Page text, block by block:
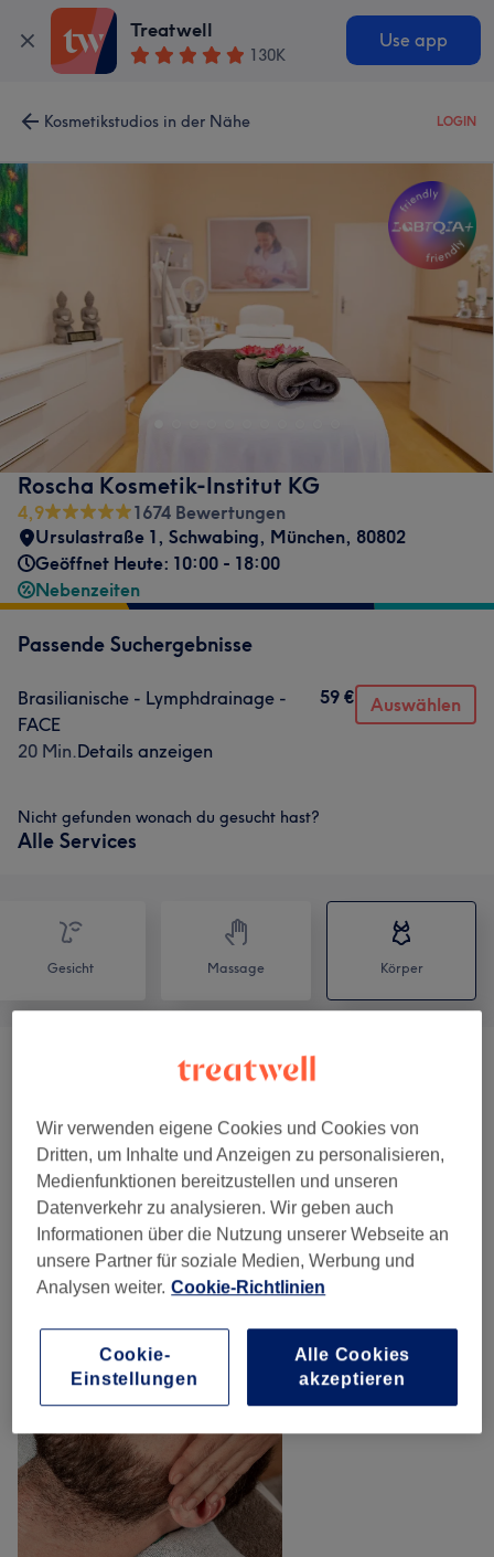
Treatwell
130K
Use app
Kosmetikstudios in der Nähe LOGIN
Roscha Kosmetik-Institut KG
4,9
1674 Bewertungen
Ursulastraße 1, Schwabing, München, 80802
Geöffnet Heute: 10:00 - 18:00
Nebenzeiten
Passende Suchergebnisse
Brasilianische - Lymphdrainage -
FACE
20 Min.Details anzeigen
59 € Auswählen
Nicht gefunden wonach du gesucht hast?
Alle Services
Gesicht Massage Körper
Körperbehandlungen (3)
Gewichts- & Cellulite Behandlungen (1) ab 30 €
Unsere Arbeit
Bild anklicken für weitere Details
Wir verwenden eigene Cookies und Cookies von
Dritten, um Inhalte und Anzeigen zu personalisieren,
Medienfunktionen bereitzustellen und unseren
Datenverkehr zu analysieren. Wir geben auch
Informationen über die Nutzung unserer Webseite an
unsere Partner für soziale Medien, Werbung und
Analysen weiter. Cookie-Richtlinien
Cookie-
Einstellungen
Alle Cookies
akzeptieren